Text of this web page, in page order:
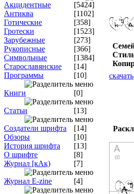
Акцидентные
[5424]
Антиква
[1102]
Готические
[358]
Гротески
[1523]
Зарубежные
[273]
Рукописные
[366]
Символьные
[1384]
Старославянские
[14]
Программы
[10]
Книги [0]
Статьи [13]
Создатели шрифта
[14]
Обзоры
[10]
История шрифта
[13]
О шрифте
[8]
Журнал [кАк)
[7]
Журнал E-zine [4]
скачать